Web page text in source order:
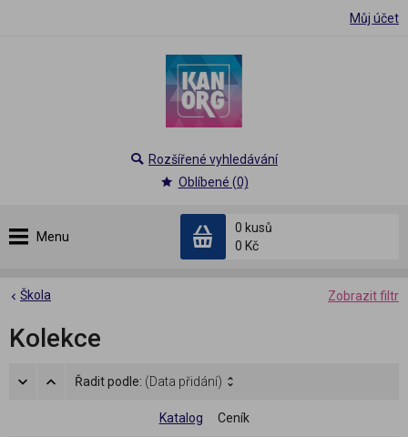
Můj účet
Menu
0 kusů
0 Kč
Rozšířené vyhledávání
Oblíbené (0)
Zobrazit filtr
Škola
Kolekce
Řadit podle: (Data přidání)
Katalog Ceník